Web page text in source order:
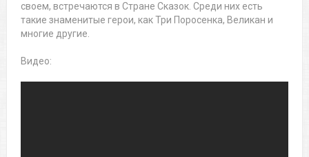
своем, встречаются в Стране Сказок. Среди них есть
такие знаменитые герои, как Три Поросенка, Великан и
многие другие.
Видео: